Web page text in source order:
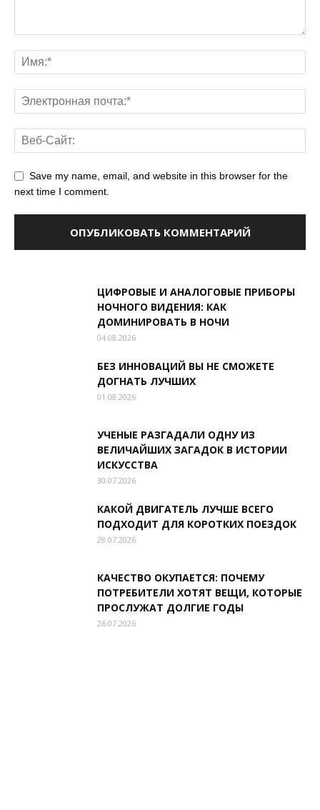
Save my name, email, and website in this browser for the
next time I comment.
ЦИФРОВЫЕ И АНАЛОГОВЫЕ ПРИБОРЫ
НОЧНОГО ВИДЕНИЯ: КАК
ДОМИНИРОВАТЬ В НОЧИ
04.08.2026
БЕЗ ИННОВАЦИЙ ВЫ НЕ СМОЖЕТЕ
ДОГНАТЬ ЛУЧШИХ
01.08.2026
УЧЕНЫЕ РАЗГАДАЛИ ОДНУ ИЗ
ВЕЛИЧАЙШИХ ЗАГАДОК В ИСТОРИИ
ИСКУССТВА
30.07.2026
КАКОЙ ДВИГАТЕЛЬ ЛУЧШЕ ВСЕГО
ПОДХОДИТ ДЛЯ КОРОТКИХ ПОЕЗДОК
28.07.2026
КАЧЕСТВО ОКУПАЕТСЯ: ПОЧЕМУ
ПОТРЕБИТЕЛИ ХОТЯТ ВЕЩИ, КОТОРЫЕ
ПРОСЛУЖАТ ДОЛГИЕ ГОДЫ
26.07.2026